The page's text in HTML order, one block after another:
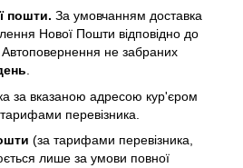
пошти. За умовчанням доставка
Нової Пошти відповідно до
Автоповернення не забраних
.
за вказаною адресою кур'єром
перевізника.
(за тарифами перевізника,
лише за умови повної